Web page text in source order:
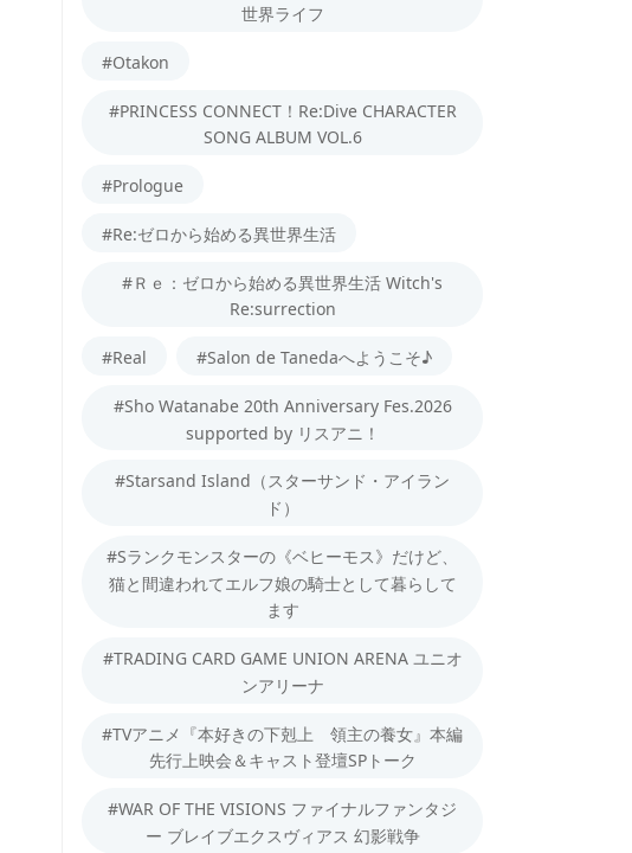
世界ライフ
#Otakon
#PRINCESS CONNECT！Re:Dive CHARACTER
SONG ALBUM VOL.6
#Prologue
#Re:ゼロから始める異世界生活
#Ｒｅ：ゼロから始める異世界生活 Witch's
Re:surrection
#Real #Salon de Tanedaへようこそ♪
#Sho Watanabe 20th Anniversary Fes.2026
supported by リスアニ！
#Starsand Island（スターサンド・アイラン
ド）
#Sランクモンスターの《ベヒーモス》だけど、
猫と間違われてエルフ娘の騎士として暮らして
ます
#TRADING CARD GAME UNION ARENA ユニオ
ンアリーナ
#TVアニメ『本好きの下剋上 領主の養女』本編
先行上映会＆キャスト登壇SPトーク
#WAR OF THE VISIONS ファイナルファンタジ
ー ブレイブエクスヴィアス 幻影戦争